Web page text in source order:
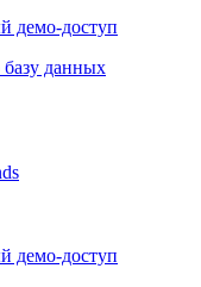
демо-доступ
данных
демо-доступ